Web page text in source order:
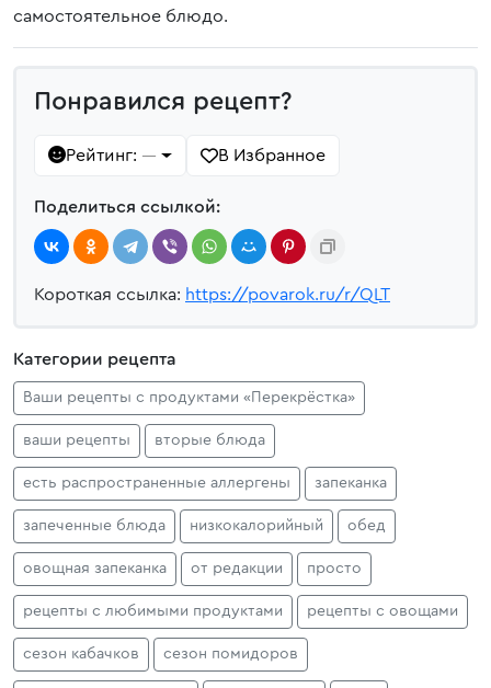
самостоятельное блюдо.
Понравился рецепт?
Рейтинг: — В Избранное
Поделиться ссылкой:
Короткая ссылка: https://povarok.ru/r/QLT
Категории рецепта
Ваши рецепты с продуктами «Перекрёстка»
ваши рецепты вторые блюда
есть распространенные аллергены запеканка
запеченные блюда низкокалорийный обед
овощная запеканка от редакции просто
рецепты с любимыми продуктами рецепты с овощами
сезон кабачков сезон помидоров